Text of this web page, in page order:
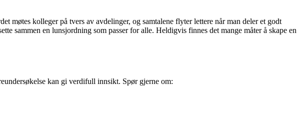
møtes kolleger på tvers av avdelinger, og samtalene flyter lettere når man deler et godt
sammen en lunsjordning som passer for alle. Heldigvis finnes det mange måter å skape en
kan gi verdifull innsikt. Spør gjerne om: